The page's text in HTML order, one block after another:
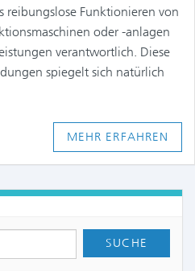
reibungslose Funktionieren von
oder -anlagen
verantwortlich. Diese
spiegelt sich natürlich
MEHR ERFAHREN